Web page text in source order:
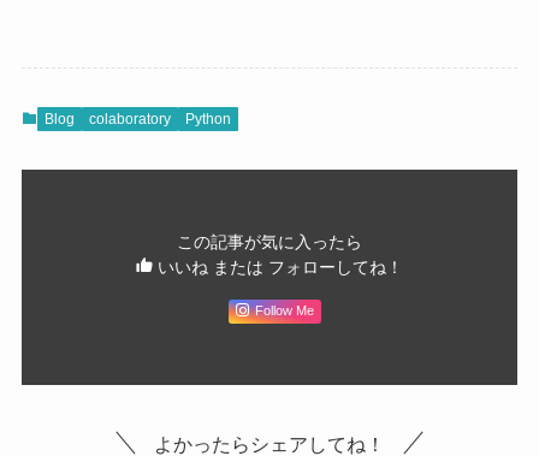
Blog colaboratory Python
この記事が気に入ったら
いいね または フォローしてね！
Follow Me
よかったらシェアしてね！